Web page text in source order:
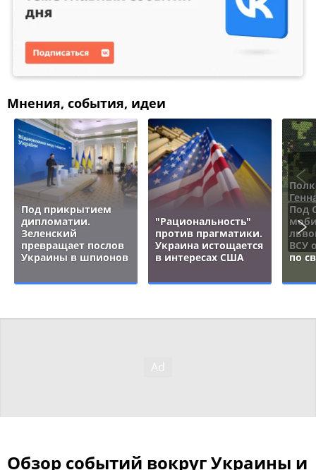
Мнения, события, идеи
Под прикрытием
дипломатии.
Зеленский
превращает послов
Украины в шпионов
"Рациональность"
против прагматики.
Украина истощается
в интересах США
Под
ВСУ
по
Обзор событий вокруг Украины и